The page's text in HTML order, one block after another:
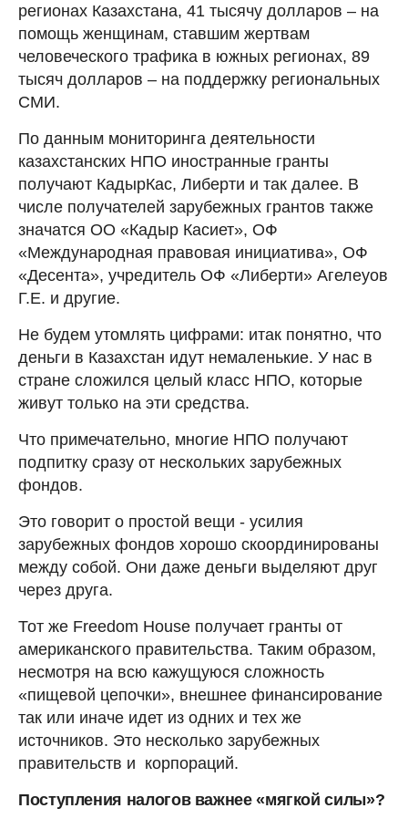
регионах Казахстана, 41 тысячу долларов – на
помощь женщинам, ставшим жертвам
человеческого трафика в южных регионах, 89
тысяч долларов – на поддержку региональных
СМИ.
По данным мониторинга деятельности
казахстанских НПО иностранные гранты
получают КадырКас, Либерти и так далее. В
числе получателей зарубежных грантов также
значатся ОО «Кадыр Касиет», ОФ
«Международная правовая инициатива», ОФ
«Десента», учредитель ОФ «Либерти» Агелеуов
Г.Е. и другие.
Не будем утомлять цифрами: итак понятно, что
деньги в Казахстан идут немаленькие. У нас в
стране сложился целый класс НПО, которые
живут только на эти средства.
Что примечательно, многие НПО получают
подпитку сразу от нескольких зарубежных
фондов.
Это говорит о простой вещи - усилия
зарубежных фондов хорошо скоординированы
между собой. Они даже деньги выделяют друг
через друга.
Тот же Freedom House получает гранты от
американского правительства. Таким образом,
несмотря на всю кажущуюся сложность
«пищевой цепочки», внешнее финансирование
так или иначе идет из одних и тех же
источников. Это несколько зарубежных
правительств и корпораций.
Поступления налогов важнее «мягкой силы»?